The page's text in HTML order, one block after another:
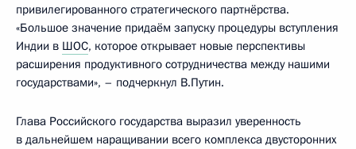
привилегированного стратегического партнёрства.
«Большое значение придаём запуску процедуры вступления
Индии в ШОС, которое открывает новые перспективы
расширения продуктивного сотрудничества между нашими
государствами», – подчеркнул В.Путин.
Глава Российского государства выразил уверенность
в дальнейшем наращивании всего комплекса двусторонних